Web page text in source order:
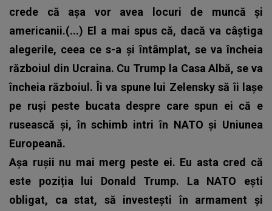
crede că așa vor avea locuri de muncă și
americanii.(...) El a mai spus că, dacă va câștiga
alegerile, ceea ce s-a și întâmplat, se va încheia
războiul din Ucraina. Cu Trump la Casa Albă, se va
încheia războiul. Îi va spune lui Zelensky să îi lașe
pe ruși peste bucata despre care spun ei că e
rusească și, în schimb intri în NATO și Uniunea
Europeană.
Așa rușii nu mai merg peste ei. Eu asta cred că
este poziția lui Donald Trump. La NATO ești
obligat, ca stat, să investești în armament și